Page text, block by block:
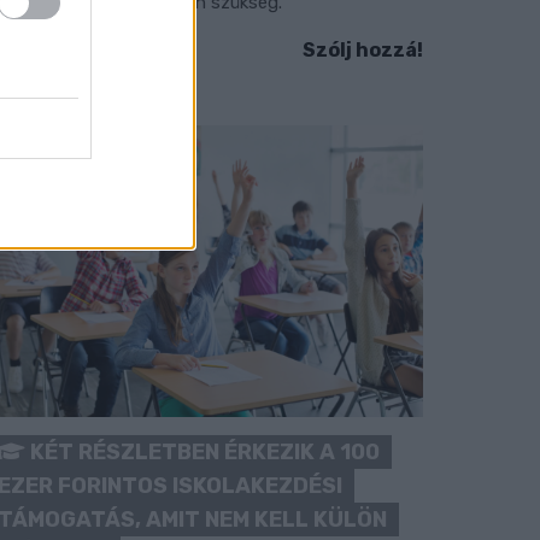
Szólj hozzá!
KÉT RÉSZLETBEN ÉRKEZIK A 100
EZER FORINTOS ISKOLAKEZDÉSI
TÁMOGATÁS, AMIT NEM KELL KÜLÖN